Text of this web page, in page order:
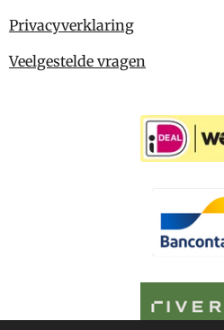
Privacyverklaring
Veelgestelde vragen